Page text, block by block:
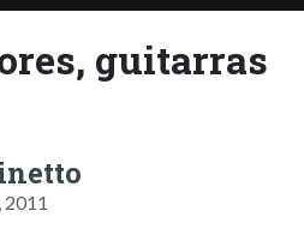
guitarras
2011